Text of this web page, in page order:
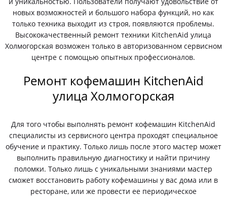
новых возможностей и большого набора функций, но как
только техника выходит из строя, появляются проблемы.
Высококачественный ремонт техники KitchenAid улица
Холмогорская возможен только в авторизованном сервисном
центре с помощью опытных профессионалов.
Ремонт кофемашин KitchenAid
улица Холмогорская
Для того чтобы выполнять ремонт кофемашин KitchenAid
специалисты из сервисного центра проходят специальное
обучение и практику. Только лишь после этого мастер может
выполнить правильную диагностику и найти причину
поломки. Только лишь с уникальными знаниями мастер
сможет восстановить работу кофемашины у вас дома или в
ресторане, или же провести ее периодическое